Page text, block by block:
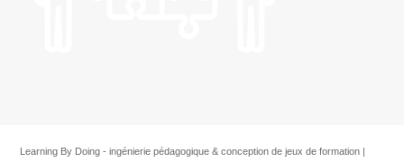
Learning By Doing - ingénierie pédagogique & conception de jeux de formation |